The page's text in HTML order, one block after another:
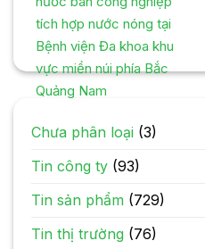
tích hợp nước nóng tại
Bệnh viện Đa khoa khu
vực miền núi phía Bắc
Quảng Nam
Chưa phân loại (3)
Tin công ty (93)
Tin sản phẩm (729)
Tin thị trường (76)